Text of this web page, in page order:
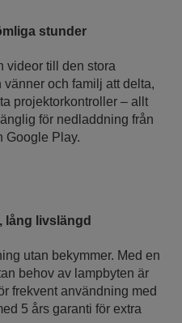
stunder
videor till den stora
och familj att delta,
projektorkontroller – allt
för nedladdning från
Google Play.
lång livslängd
utan bekymmer. Med en
behov av lampbyten är
frekvent användning med
5 års garanti för extra